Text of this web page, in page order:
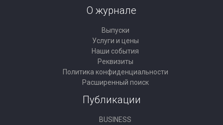
О журнале
Выпуски
Услуги и цены
Наши события
Реквизиты
Политика конфиденциальности
Расширенный поиск
Публикации
BUSINESS